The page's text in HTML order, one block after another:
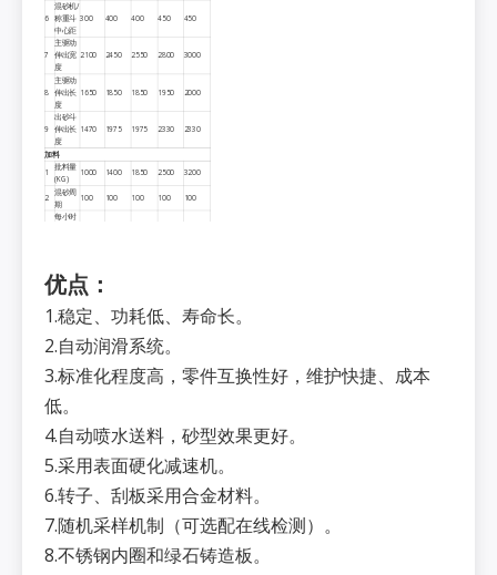
6
混砂机/
称重斗
中心距
300 400 400 450 450
7
主驱动
伸出宽
度
2100 2450 2550 2800 3000
8
主驱动
伸出长
度
1650 1850 1850 1950 2000
9
出砂斗
伸出长
度
1470 1975 1975 2330 2330
加料
1
批料量
(KG)
1000 1400 1850 2500 3200
2
混砂周
期
100 100 100 100 100
每小时
36吨/
小时
可用容
积（新
砂+旧
砂）
6
附料斗
积（膨
润土
粉）
混砂搅拌器
驱动功
率(KW)
混砂
高速转子
1
驱动功
率(KW)
1/37 1/45 2/45 2/55 200
优点：
1.稳定、功耗低、寿命长。
2.自动润滑系统。
3.标准化程度高，零件互换性好，维护快捷、成本
低。
4.自动喷水送料，砂型效果更好。
5.采用表面硬化减速机。
6.转子、刮板采用合金材料。
7.随机采样机制（可选配在线检测）。
8.不锈钢内圈和绿石铸造板。